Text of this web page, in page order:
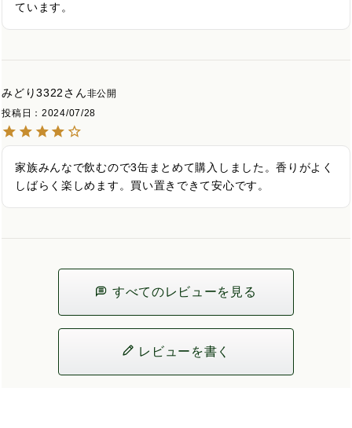
ています。
みどり3322
非公開
投稿日
2024/07/28
家族みんなで飲むので3缶まとめて購入しました。香りがよく
しばらく楽しめます。買い置きできて安心です。
すべてのレビューを見る
レビューを書く